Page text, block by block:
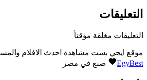
التعليقات
التعليقات مغلقة مؤقتاً
موقع ايجي بست مشاهدة احدث الافلام
EgyBest
صنع في مصر